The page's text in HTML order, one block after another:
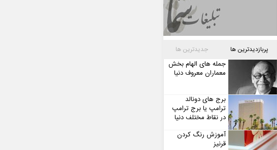
پربازدیدترین ها جدیدترین ها
جمله های الهام بخش
معماران معروف دنیا
برج های دونالد
ترامپ یا برج ترامپ
در نقاط مختلف دنیا
آموزش رنگ کردن
قرنیز